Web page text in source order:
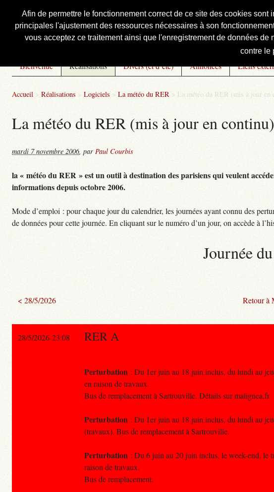
Afin de permettre le fonctionnement correct de ce site des cookies
principales l'ajustement des ressources nécessaires à son
vous acceptez ce traitement ainsi que l'enregistrement de données
contre le
Courbis, « LE » Blog Officiel
Bienvenue Réalisations Divers (et d’été) Annonces Liens
Accueil > Réalisations > Logiciels > La météo du RER > La météo du RER (mis à jour en
La météo du RER (mis à jour en continu)
mardi 7 novembre 2006, par Paul Courbis
la « météo du RER » est un outil à destination des parisiens qui veulent
informations depuis octobre 2006.
Mode d’emploi : pour chaque jour du calendrier, les journées ayant connu des
de données pour cette journée. En cliquant sur le numéro d’un jour, on accède à
Journée
< 28/5/2026 Retour à
28/5/2026 23:08 RER A
Perturbation : Du 1er juin au 18 juin inclus, du lundi au
en raison de travaux.
Bus de remplacement à Sartrouville. Détails sur malignea.fr
Perturbation : Du 1er juin au 18 juin inclus, du lundi au
(travaux). Bus de remplacement à Sartrouville.
Perturbation : Du 6 juin au 20 juin inclus, le week-end, le
raison de travaux.
Bus de remplacement.